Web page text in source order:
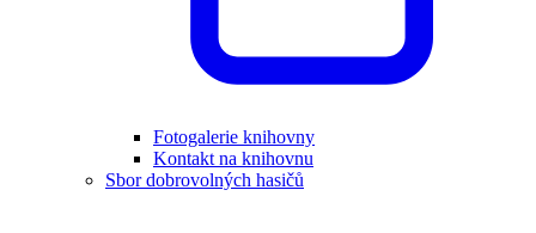
Fotogalerie knihovny
Kontakt na knihovnu
Sbor dobrovolných hasičů